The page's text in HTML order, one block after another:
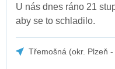
U nás dnes ráno 21
aby se to schladilo.
Třemošná (okr. Plzeň